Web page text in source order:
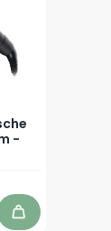
-
In winkelwagen